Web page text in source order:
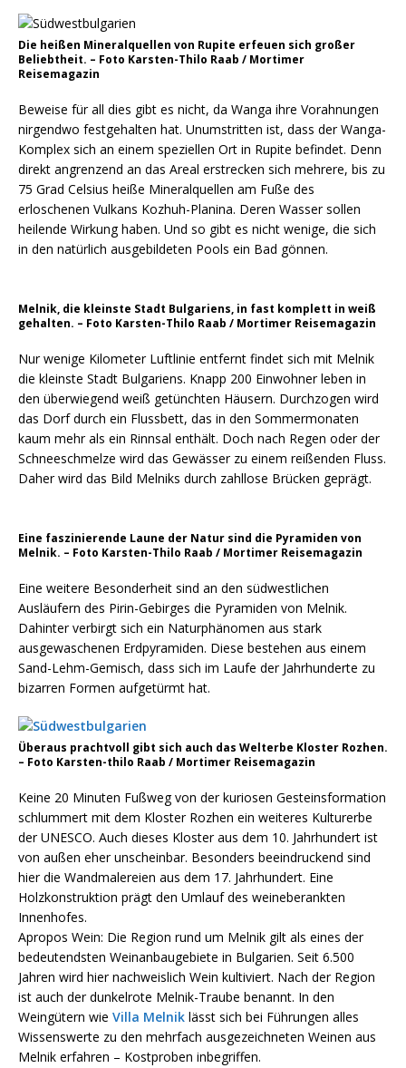
Die heißen Mineralquellen von Rupite erfeuen sich großer
Beliebtheit. – Foto Karsten-Thilo Raab / Mortimer
Reisemagazin
Beweise für all dies gibt es nicht, da Wanga ihre Vorahnungen
nirgendwo festgehalten hat. Unumstritten ist, dass der Wanga-
Komplex sich an einem speziellen Ort in Rupite befindet. Denn
direkt angrenzend an das Areal erstrecken sich mehrere, bis zu
75 Grad Celsius heiße Mineralquellen am Fuße des
erloschenen Vulkans Kozhuh-Planina. Deren Wasser sollen
heilende Wirkung haben. Und so gibt es nicht wenige, die sich
in den natürlich ausgebildeten Pools ein Bad gönnen.
Melnik, die kleinste Stadt Bulgariens, in fast komplett in weiß
gehalten. – Foto Karsten-Thilo Raab / Mortimer Reisemagazin
Nur wenige Kilometer Luftlinie entfernt findet sich mit Melnik
die kleinste Stadt Bulgariens. Knapp 200 Einwohner leben in
den überwiegend weiß getünchten Häusern. Durchzogen wird
das Dorf durch ein Flussbett, das in den Sommermonaten
kaum mehr als ein Rinnsal enthält. Doch nach Regen oder der
Schneeschmelze wird das Gewässer zu einem reißenden Fluss.
Daher wird das Bild Melniks durch zahllose Brücken geprägt.
Eine faszinierende Laune der Natur sind die Pyramiden von
Melnik. – Foto Karsten-Thilo Raab / Mortimer Reisemagazin
Eine weitere Besonderheit sind an den südwestlichen
Ausläufern des Pirin-Gebirges die Pyramiden von Melnik.
Dahinter verbirgt sich ein Naturphänomen aus stark
ausgewaschenen Erdpyramiden. Diese bestehen aus einem
Sand-Lehm-Gemisch, dass sich im Laufe der Jahrhunderte zu
bizarren Formen aufgetürmt hat.
Überaus prachtvoll gibt sich auch das Welterbe Kloster Rozhen.
– Foto Karsten-thilo Raab / Mortimer Reisemagazin
Keine 20 Minuten Fußweg von der kuriosen Gesteinsformation
schlummert mit dem Kloster Rozhen ein weiteres Kulturerbe
der UNESCO. Auch dieses Kloster aus dem 10. Jahrhundert ist
von außen eher unscheinbar. Besonders beeindruckend sind
hier die Wandmalereien aus dem 17. Jahrhundert. Eine
Holzkonstruktion prägt den Umlauf des weineberankten
Innenhofes.
Apropos Wein: Die Region rund um Melnik gilt als eines der
bedeutendsten Weinanbaugebiete in Bulgarien. Seit 6.500
Jahren wird hier nachweislich Wein kultiviert. Nach der Region
ist auch der dunkelrote Melnik-Traube benannt. In den
Weingütern wie Villa Melnik lässt sich bei Führungen alles
Wissenswerte zu den mehrfach ausgezeichneten Weinen aus
Melnik erfahren – Kostproben inbegriffen.